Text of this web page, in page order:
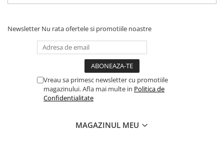
Newsletter Nu rata ofertele si promotiile noastre
Vreau sa primesc newsletter cu promotiile
magazinului. Afla mai multe in Politica de
Confidentialitate
MAGAZINUL MEU